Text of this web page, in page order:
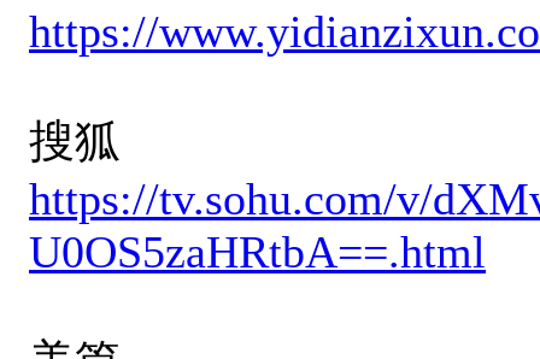
https://
搜狐
https://tv.sohu.com/v/
U0OS5zaHRtbA==.html